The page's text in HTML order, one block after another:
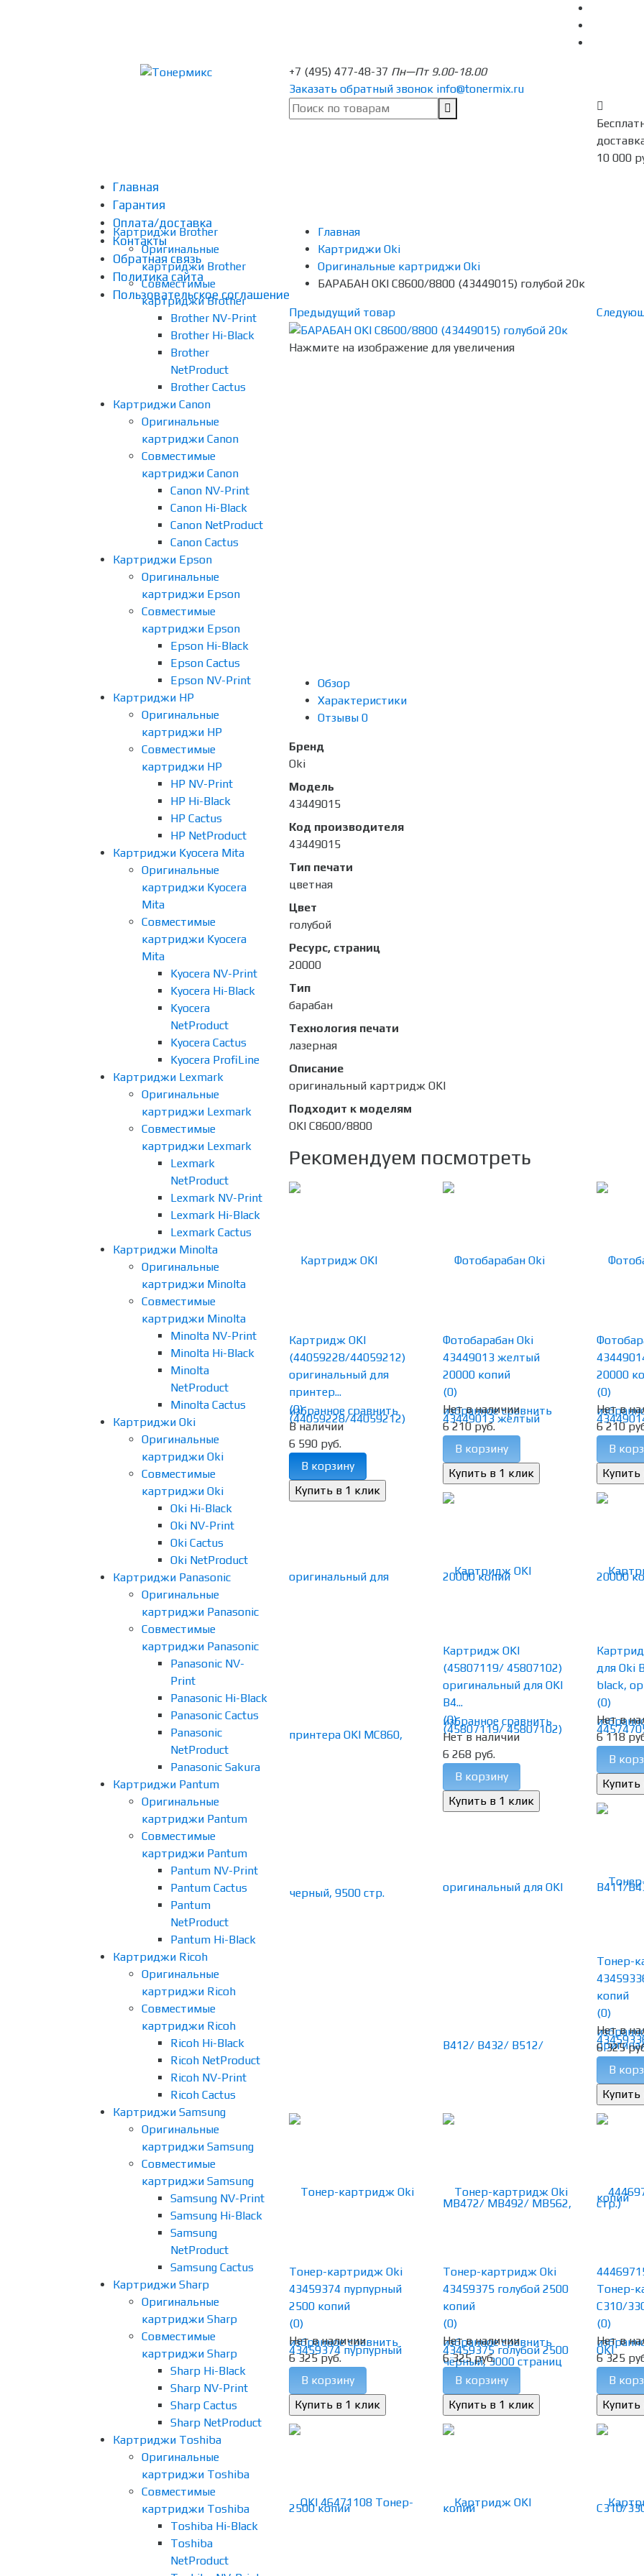
+7 (495) 477-48-37 Пн—Пт 9.00-18.00
Заказать обратный звонок info@tonermix.ru
10 000
Главная
Гарантия
Оплата/доставка
Контакты
Обратная связь
Политика сайта
Пользовательское соглашение
Картриджи Brother
Оригинальные
картриджи Brother
Совместимые
картриджи Brother
Brother NV-Print
Brother Hi-Black
Brother
NetProduct
Brother Cactus
Картриджи Canon
Оригинальные
картриджи Canon
Совместимые
картриджи Canon
Canon NV-Print
Canon Hi-Black
Canon NetProduct
Canon Cactus
Картриджи Epson
Оригинальные
картриджи Epson
Совместимые
картриджи Epson
Epson Hi-Black
Epson Cactus
Epson NV-Print
Картриджи HP
Оригинальные
картриджи HP
Совместимые
картриджи HP
HP NV-Print
HP Hi-Black
HP Cactus
HP NetProduct
Картриджи Kyocera Mita
Оригинальные
картриджи Kyocera
Mita
Совместимые
картриджи Kyocera
Mita
Kyocera NV-Print
Kyocera Hi-Black
Kyocera
NetProduct
Kyocera Cactus
Kyocera ProfiLine
Картриджи Lexmark
Оригинальные
картриджи Lexmark
Совместимые
картриджи Lexmark
Lexmark
NetProduct
Lexmark NV-Print
Lexmark Hi-Black
Lexmark Cactus
Картриджи Minolta
Оригинальные
картриджи Minolta
Совместимые
картриджи Minolta
Minolta NV-Print
Minolta Hi-Black
Minolta
NetProduct
Minolta Cactus
Картриджи Oki
Оригинальные
картриджи Oki
Совместимые
картриджи Oki
Oki Hi-Black
Oki NV-Print
Oki Cactus
Oki NetProduct
Картриджи Panasonic
Оригинальные
картриджи Panasonic
Совместимые
картриджи Panasonic
Panasonic NV-
Print
Panasonic Hi-Black
Panasonic Cactus
Panasonic
NetProduct
Panasonic Sakura
Картриджи Pantum
Оригинальные
картриджи Pantum
Совместимые
картриджи Pantum
Pantum NV-Print
Pantum Cactus
Pantum
NetProduct
Pantum Hi-Black
Картриджи Ricoh
Оригинальные
картриджи Ricoh
Совместимые
картриджи Ricoh
Ricoh Hi-Black
Ricoh NetProduct
Ricoh NV-Print
Ricoh Cactus
Картриджи Samsung
Оригинальные
картриджи Samsung
Совместимые
картриджи Samsung
Samsung NV-Print
Samsung Hi-Black
Samsung
NetProduct
Samsung Cactus
Картриджи Sharp
Оригинальные
картриджи Sharp
Совместимые
картриджи Sharp
Sharp Hi-Black
Sharp NV-Print
Sharp Cactus
Sharp NetProduct
Картриджи Toshiba
Оригинальные
картриджи Toshiba
Совместимые
картриджи Toshiba
Toshiba Hi-Black
Toshiba
NetProduct
Главная
Картриджи Oki
Оригинальные картриджи Oki
БАРАБАН OKI C8600/8800 (43449015) голубой 20к
Предыдущий товар
Нажмите на изображение для увеличения
Обзор
Характеристики
Отзывы 0
Бренд
Oki
Модель
43449015
Код производителя
43449015
Тип печати
цветная
Цвет
голубой
Ресурс, страниц
20000
Тип
барабан
Технология печати
лазерная
Описание
оригинальный картридж OKI
Подходит к моделям
OKI C8600/8800
Рекомендуем посмотреть
избранное сравнить
Картридж OKI
(44059228/44059212)
оригинальный для
принтер...
(0)
В наличии
6 590 руб.
В корзину
избранное сравнить
Фотобарабан Oki
43449013 желтый
20000 копий
(0)
Нет в наличии
6 210 руб.
В корзину
20000
(0)
Нет в
6 210
В
избранное сравнить
Картридж OKI
(45807119/ 45807102)
оригинальный для OKI
B4...
(0)
Нет в наличии
6 268 руб.
В корзину
для Oki
black,
(0)
Нет в
6 118
В
Тонер-
копий
(0)
Нет в
6 325
В
избранное сравнить
Тонер-картридж Oki
43459374 пурпурный
2500 копий
(0)
Нет в наличии
6 325 руб.
В корзину
избранное сравнить
Тонер-картридж Oki
43459375 голубой 2500
копий
(0)
Нет в наличии
6 325 руб.
В корзину
Тонер-
C310/
(0)
Нет в
6 325
В